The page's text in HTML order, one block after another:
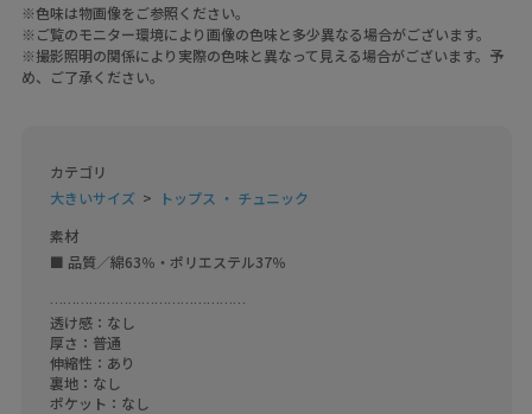
※色味は物画像をご参照ください。
※ご覧のモニター環境により画像の色味と多少異なる場合がございます。
※撮影照明の関係により実際の色味と異なって見える場合がございます。予
め、ご了承ください。
カテゴリ
大きいサイズ
トップス ・ チュニック
素材
■ 品質／綿63％・ポリエステル37％
………………………………………
透け感：なし
厚さ：普通
伸縮性：あり
裏地：なし
ポケット：なし